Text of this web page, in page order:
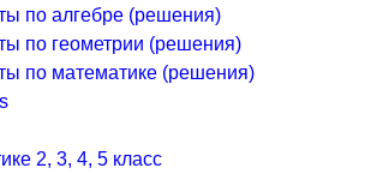
по алгебре (решения)
по геометрии (решения)
по математике (решения)
2, 3, 4, 5 класс